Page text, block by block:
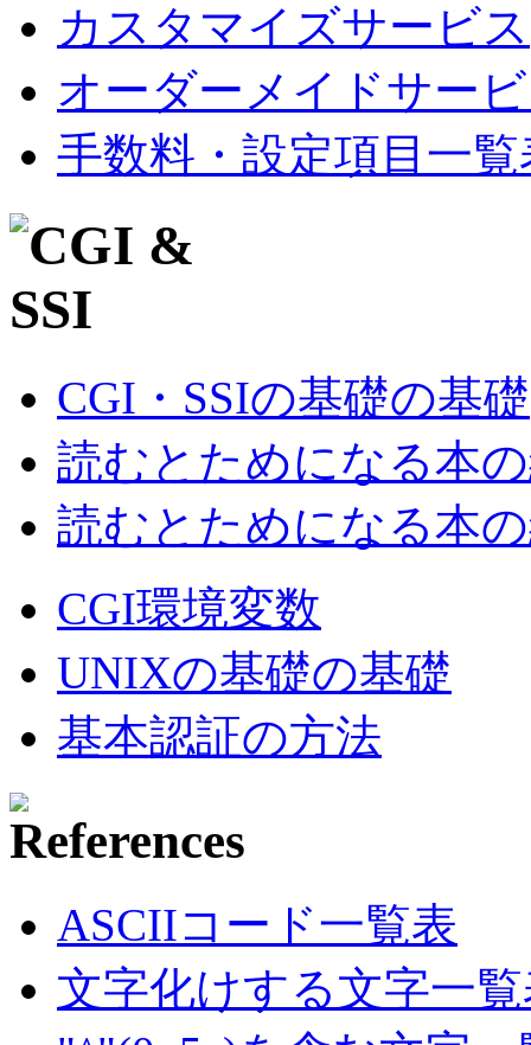
カスタマイズサービス
オーダーメイドサー
手数料・設定項目一覧
CGI・SSIの基礎の基礎
読むとためになる本
読むとためになる本
CGI環境変数
UNIXの基礎の基礎
基本認証の方法
ASCIIコード一覧表
文字化けする文字一